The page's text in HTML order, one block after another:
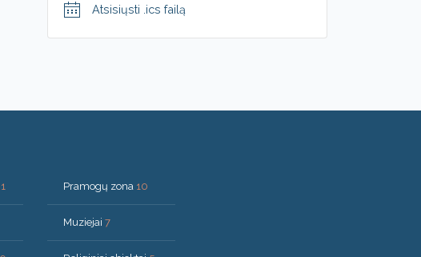
Atsisiųsti .ics failą
1 Pramogų zona 10
Muziejai 7